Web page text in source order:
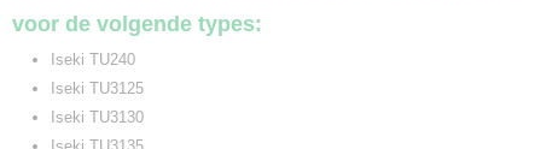
voor de volgende types:
Iseki TU240
Iseki TU3125
Iseki TU3130